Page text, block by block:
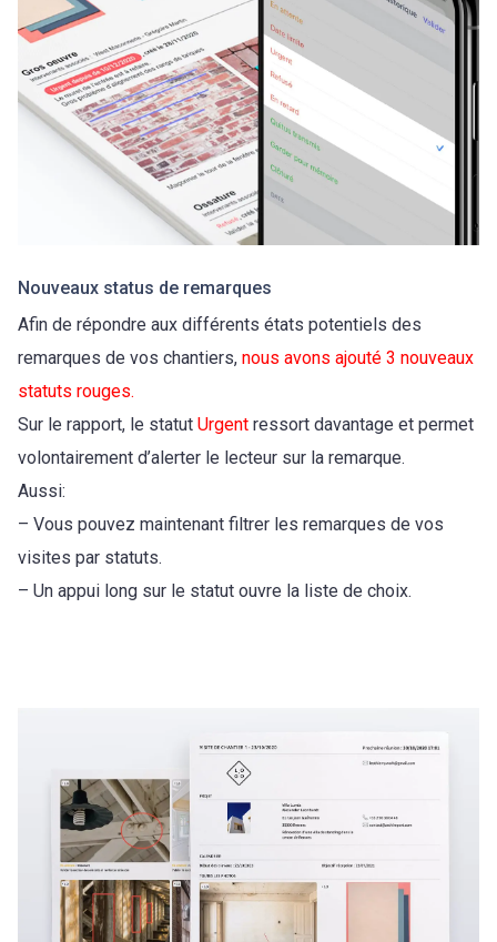
Nouveaux status de remarques
Afin de répondre aux différents états potentiels des
remarques de vos chantiers, nous avons ajouté 3 nouveaux
statuts rouges.
Sur le rapport, le statut Urgent ressort davantage et permet
volontairement d’alerter le lecteur sur la remarque.
Aussi:
– Vous pouvez maintenant filtrer les remarques de vos
visites par statuts.
– Un appui long sur le statut ouvre la liste de choix.